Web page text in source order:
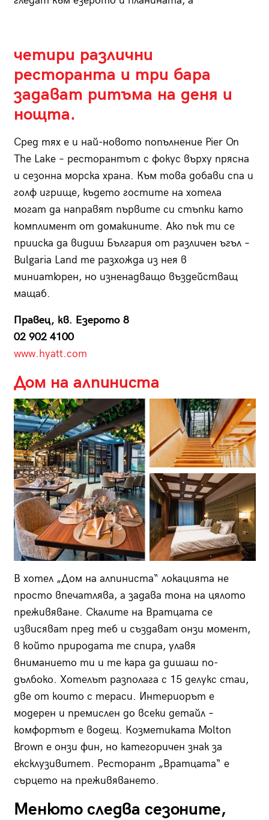
четири различни
ресторанта и три бара
задават ритъма на деня и
нощта.
Сред тях е и най-новото попълнение Pier On
The Lake – ресторантът с фокус върху прясна
и сезонна морска храна. Към това добави спа и
голф игрище, където гостите на хотела
могат да направят първите си стъпки като
комплимент от домакините. Ако пък ти се
прииска да видиш България от различен ъгъл –
Bulgaria Land те разхожда из нея в
миниатюрен, но изненадващо въздействащ
мащаб.
Правец, кв. Езерото 8
02 902 4100
www.hyatt.com
Дом на алпиниста
В хотел „Дом на алпиниста“ локацията не
просто впечатлява, a задава тона на цялото
преживяване. Скалите на Вратцата се
извисяват пред теб и създават онзи момент,
в който природата те спира, улавя
вниманието ти и те кара да дишаш по-
дълбоко. Хотелът разполага с 15 делукс стаи,
две от които с тераси. Интериорът е
модерен и премислен до всеки детайл –
комфортът е водещ. Козметиката Molton
Brown е онзи фин, но категоричен знак за
ексклузивитет. Ресторант „Вратцата“ е
сърцето на преживяването.
Менюто следва сезоните,